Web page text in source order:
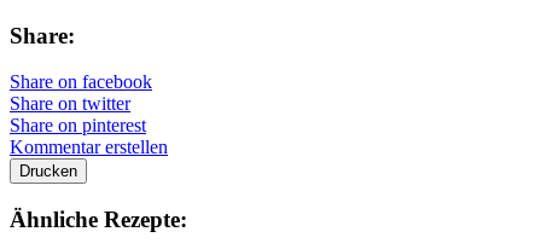
Share:
Share on facebook
Share on twitter
Share on pinterest
Kommentar erstellen
Drucken
Ähnliche Rezepte: